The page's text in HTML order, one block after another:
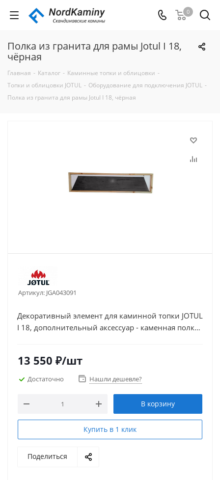
0
Полка из гранита для рамы Jotul I 18,
чёрная
Главная - Каталог - Каминные топки и облицовки -
Tопки и облицовки JOTUL - Оборудование для подключения JOTUL -
Полка из гранита для рамы Jotul I 18, чёрная
Артикул: JGA043091
Декоративный элемент для каминной топки JOTUL
I 18, дополнительный аксессуар - каменная полка
13 550 ₽/шт
Достаточно Нашли дешевле?
В корзину
Купить в 1 клик
Поделиться